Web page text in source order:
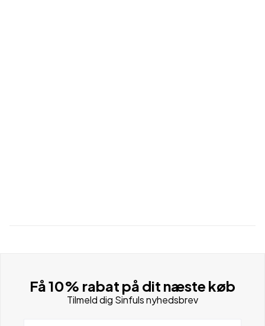
Få 10% rabat på dit næste køb
Tilmeld dig Sinfuls nyhedsbrev